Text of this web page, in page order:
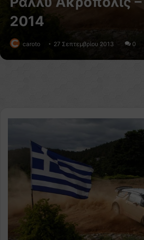
2014
caroto 27 Σεπτεμβρίου 2013 0